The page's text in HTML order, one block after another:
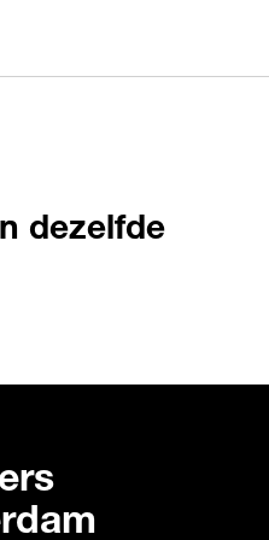
dezelfde